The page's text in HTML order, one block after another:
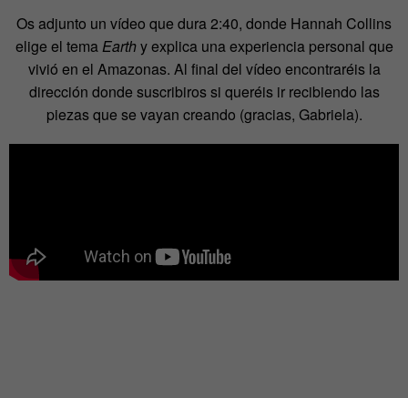
Os adjunto un vídeo que dura 2:40, donde Hannah Collins
elige el temaEarthy explica una experiencia personal que
vivió en el Amazonas. Al final del vídeo encontraréis la
dirección donde suscribiros si queréis ir recibiendo las
piezas que se vayan creando (gracias, Gabriela).